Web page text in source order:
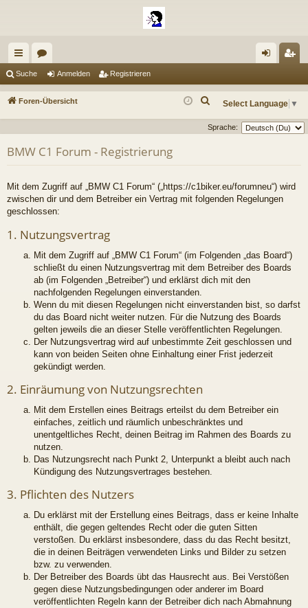
ch
ne
ug
riff
en m
de
ist
re
Suche Anmelden Registrieren
Foren-Übersicht Select Language ▼
c
Sprache:
BMW C1 Forum - Registrierung
Mit dem Zugriff auf „BMW C1 Forum“ („https://c1biker.eu/forumneu“) wird
zwischen dir und dem Betreiber ein Vertrag mit folgenden Regelungen
geschlossen:
1. Nutzungsvertrag
Mit dem Zugriff auf „BMW C1 Forum“ (im Folgenden „das Board“)
schließt du einen Nutzungsvertrag mit dem Betreiber des Boards
ab (im Folgenden „Betreiber“) und erklärst dich mit den
nachfolgenden Regelungen einverstanden.
Wenn du mit diesen Regelungen nicht einverstanden bist, so darfst
du das Board nicht weiter nutzen. Für die Nutzung des Boards
gelten jeweils die an dieser Stelle veröffentlichten Regelungen.
Der Nutzungsvertrag wird auf unbestimmte Zeit geschlossen und
kann von beiden Seiten ohne Einhaltung einer Frist jederzeit
gekündigt werden.
2. Einräumung von Nutzungsrechten
Mit dem Erstellen eines Beitrags erteilst du dem Betreiber ein
einfaches, zeitlich und räumlich unbeschränktes und
unentgeltliches Recht, deinen Beitrag im Rahmen des Boards zu
nutzen.
Das Nutzungsrecht nach Punkt 2, Unterpunkt a bleibt auch nach
Kündigung des Nutzungsvertrages bestehen.
3. Pflichten des Nutzers
Du erklärst mit der Erstellung eines Beitrags, dass er keine Inhalte
enthält, die gegen geltendes Recht oder die guten Sitten
verstoßen. Du erklärst insbesondere, dass du das Recht besitzt,
die in deinen Beiträgen verwendeten Links und Bilder zu setzen
bzw. zu verwenden.
Der Betreiber des Boards übt das Hausrecht aus. Bei Verstößen
gegen diese Nutzungsbedingungen oder anderer im Board
veröffentlichten Regeln kann der Betreiber dich nach Abmahnung